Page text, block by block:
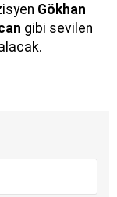
Gökhan
gibi sevilen